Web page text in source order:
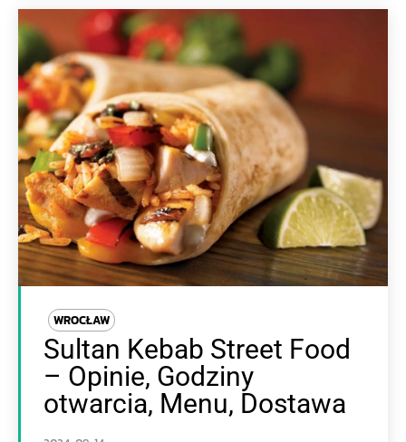
WROCŁAW
Sultan Kebab Street Food
– Opinie, Godziny
otwarcia, Menu, Dostawa